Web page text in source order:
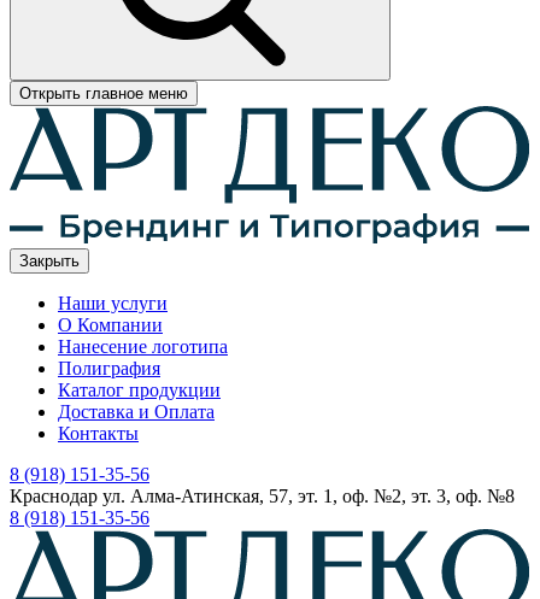
Открыть главное меню
Закрыть
Наши услуги
О Компании
Нанесение логотипа
Полиграфия
Каталог продукции
Доставка и Оплата
Контакты
8 (918) 151-35-56
Краснодар ул. Алма-Атинская, 57, эт. 1, оф. №2, эт. 3, оф. №8
8 (918) 151-35-56